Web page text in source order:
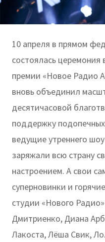
10 апреля в прямом
состоялась
премии «Новое Радио
вновь объединил
десятичасовой
поддержку
ведущие утреннего
заряжали всю страну
настроением. А свои
суперновинки и
студии «Нового
Дмитриенко, Диана
Лакоста, Лёша Свик,